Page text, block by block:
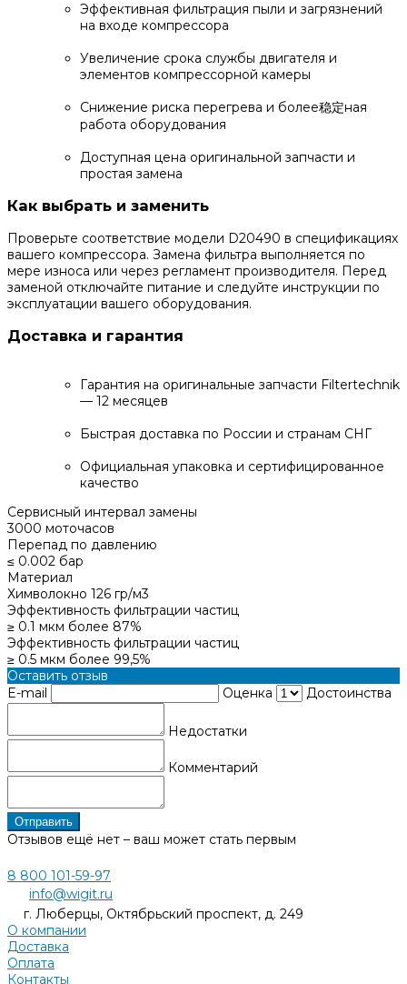
Эффективная фильтрация пыли и загрязнений
на входе компрессора
Увеличение срока службы двигателя и
элементов компрессорной камеры
Снижение риска перегрева и более稳定ная
работа оборудования
Доступная цена оригинальной запчасти и
простая замена
Как выбрать и заменить
Проверьте соответствие модели D20490 в спецификациях
вашего компрессора. Замена фильтра выполняется по
мере износа или через регламент производителя. Перед
заменой отключайте питание и следуйте инструкции по
эксплуатации вашего оборудования.
Доставка и гарантия
Гарантия на оригинальные запчасти Filtertechnik
— 12 месяцев
Быстрая доставка по России и странам СНГ
Официальная упаковка и сертифицированное
качество
Сервисный интервал замены
3000 моточасов
Перепад по давлению
≤ 0.002 бар
Материал
Химволокно 126 гр/м3
Эффективность фильтрации частиц
≥ 0.1 мкм более 87%
Эффективность фильтрации частиц
≥ 0.5 мкм более 99,5%
Оставить отзыв
E-mail
Оценка Достоинства
Недостатки
Комментарий
Отправить
Отзывов ещё нет – ваш может стать первым
8 800 101-59-97
info@wigit.ru
г. Люберцы, Октябрьский проспект, д. 249
О компании
Доставка
Оплата
Контакты